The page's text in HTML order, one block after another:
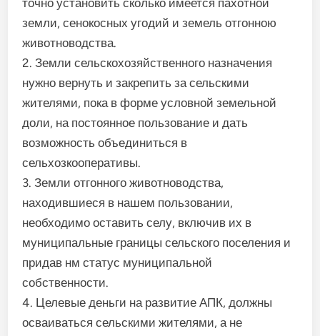
точно установить сколько имеется пахотной
земли, сенокосных угодий и земель отгонною
животноводства.
2. Земли сельскохозяйственного назначения
нужно вернуть и закрепить за сельскими
жителями, пока в форме условной земельной
доли, на постоянное пользование и дать
возможность объединиться в
сельхозкооперативы.
3. Земли отгонного животноводства,
находившиеся в нашем пользовании,
необходимо оставить селу, включив их в
муниципальные границы сельского поселения и
придав нм статус муниципальной
собственности.
4. Целевые деньги на развитие АПК, должны
осваиваться сельскими жителями, а не